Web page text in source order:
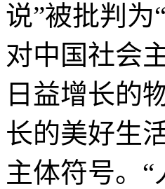
说”被批判
对中国社会
日益增长的
长的美好生
主体符号。